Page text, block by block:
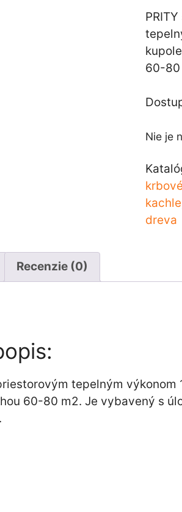
60-80
Nie je
kachle
dreva
Recenzie (0)
tepelným
60-80 m2. Je vybavený s